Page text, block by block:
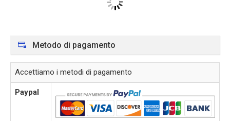
Metodo di pagamento
Accettiamo i metodi di pagamento
Paypal